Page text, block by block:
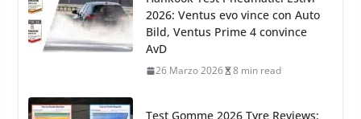
Test Gomme 2026 Tyre Reviews:
i Migliori pneumatici estivi
sportivi a confronto